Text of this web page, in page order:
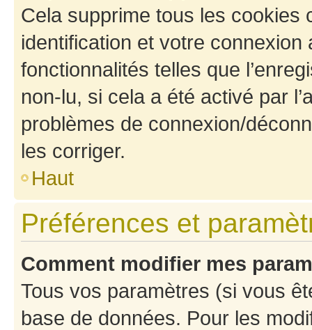
Cela supprime tous les cookies
identification et votre
fonctionnalités telles que
non-lu, si cela a été activé par
problèmes de connexion/
les corriger.
Haut
Préférences et
Comment modifier mes
Tous vos paramètres (si vous
base de données. Pour les